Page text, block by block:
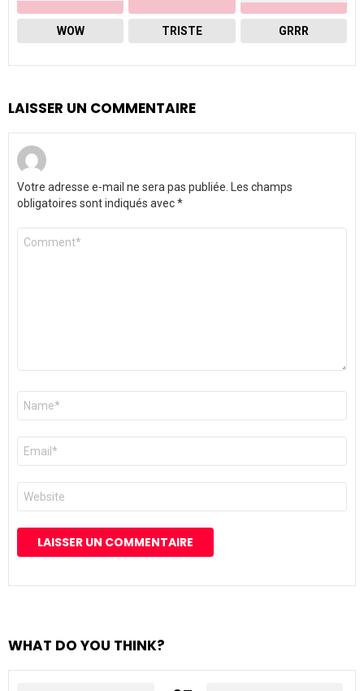
WOW TRISTE GRRR
LAISSER UN COMMENTAIRE
Votre adresse e-mail ne sera pas publiée.
Les champs
obligatoires sont indiqués avec*
Commentaire
Nom
E-
mail
*
Site
web
WHAT DO YOU THINK?